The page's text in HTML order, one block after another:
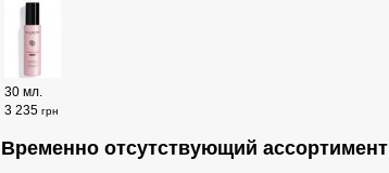
30 мл.
3 235 грн
Временно отсутствующий ассортимент